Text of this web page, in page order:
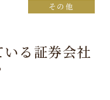
その他
る証券会社